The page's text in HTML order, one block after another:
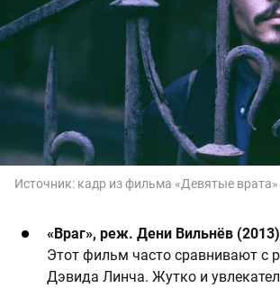
Источник: кадр из фильма «Девятые
«Враг», реж. Дени Вильнёв (2013)
Этот фильм часто сравнивают с
Дэвида Линча. Жутко и